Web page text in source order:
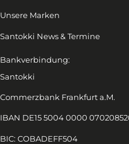
Unsere Marken
Santokki News & Termine
Bankverbindung:
Santokki
Commerzbank Frankfurt a.M.
IBAN DE15 5004 0000
BIC: COBADEFF504